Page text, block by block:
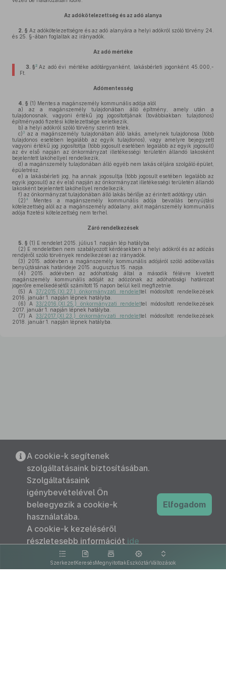
Az adókötelezettség és az adó alanya
2. § Az adókötelezettségre és az adó alanyára a helyi adókról szóló törvény 24.
és 25. §-ában foglaltak az irányadók.
Az adó mértéke
3. §2 Az adó évi mértéke adótárgyanként, lakásbérleti jogonként 45.000,-
Ft.
Adómentesség
4. § (1) Mentes a magánszemély kommunális adója alól
a) az a magánszemély tulajdonában álló építmény, amely után a
tulajdonosnak, vagyoni értékű jog jogosítottjának (továbbiakban: tulajdonos)
építményadó fizetési kötelezettsége keletkezik,
b) a helyi adókról szóló törvény szerinti telek,
c) 3 az a magánszemély tulajdonában álló lakás, amelynek tulajdonosa (több
tulajdonos esetében legalább az egyik tulajdonos), vagy amelyre bejegyzett
vagyoni értékű jog jogosítottja (több jogosult esetében legalább az egyik jogosult)
az év első napján az önkormányzat illetékességi területén állandó lakosként
bejelentett lakóhellyel rendelkezik,
d) a magánszemély tulajdonában álló egyéb nem lakás céljára szolgáló épület,
épületrész,
e) a lakásbérleti jog, ha annak jogosultja (több jogosult esetében legalább az
egyik jogosult) az év első napján az önkormányzat illetékességi területén állandó
lakosként bejelentett lakóhellyel rendelkezik,
f) az önkormányzat tulajdonában álló lakás bérlője az érintett adótárgy után.
(2)4
Mentes a magánszemély kommunális adója bevallás benyújtási
kötelezettség alól az a magánszemély adóalany, akit magánszemély kommunális
adója fizetési kötelezettség nem terhel.
Záró rendelkezések
5. § (1) E rendelet 2015. július 1. napján lép hatályba.
(2) E rendeletben nem szabályozott kérdésekben a helyi adókról és az adózás
rendjéről szóló törvények rendelkezései az irányadók.
(3) 2015. adóévben a magánszemély kommunális adójáról szóló adóbevallás
benyújtásának határideje 2015. augusztus 15. napja.
(4) 2015. adóévben az adóhatóság által a második félévre kivetett
magánszemély kommunális adóját az adózónak az adóhatósági határozat
jogerőre emelkedésétől számított 15 napon belül kell megfizetnie.
(5) A 37/2015.(XI.27.) önkormányzati rendelettel módosított rendelkezések
2016. január 1. napján lépnek hatályba.
(6) A 33/2016.(XI.25.) önkormányzati rendelettel módosított rendelkezések
2017. január 1. napján lépnek hatályba.
(7) A 33/2017.(XI.23.) önkormányzati rendelettel módosított rendelkezések
2018. január 1. napján lépnek hatályba.
SzerkezetKeresésMegnyitottakEszköztárVáltozások
A cookie-k segítenek
szolgáltatásaink biztosításában.
Szolgáltatásaink
igénybevételével Ön
beleegyezik a cookie-k
használatába.
A cookie-k kezeléséről
részletesebb információt ide
kattintva olvashat.
Elfogadom